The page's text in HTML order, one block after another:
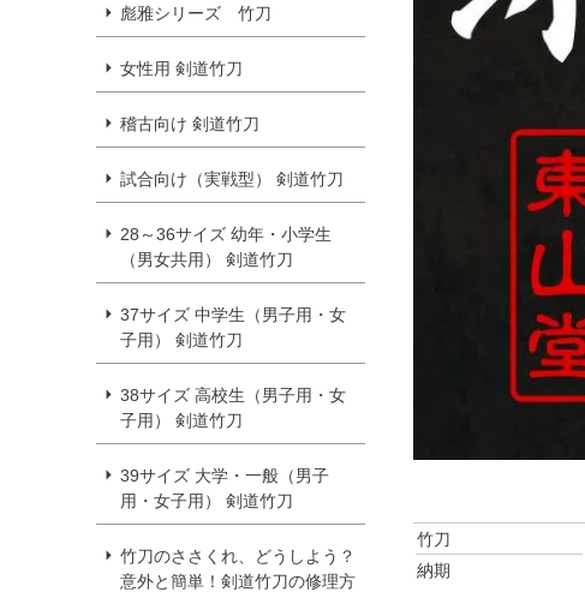
彪雅シリーズ 竹刀
女性用 剣道竹刀
稽古向け 剣道竹刀
試合向け（実戦型） 剣道竹刀
28～36サイズ 幼年・小学生
（男女共用） 剣道竹刀
37サイズ 中学生（男子用・女
子用） 剣道竹刀
38サイズ 高校生（男子用・女
子用） 剣道竹刀
39サイズ 大学・一般（男子
用・女子用） 剣道竹刀
竹刀のささくれ、どうしよう？
意外と簡単！剣道竹刀の修理方
竹刀
納期